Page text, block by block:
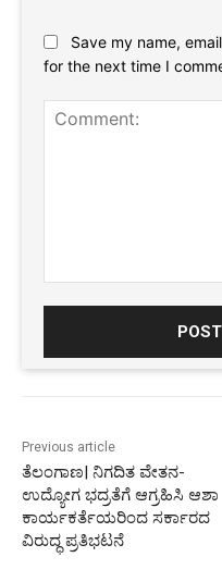
Save my name,
for the next time I
Previous article
ತೆಲಂಗಾಣ| ನಿಗದಿತ ವೇತನ-
ಉದ್ಯೋಗ ಭದ್ರತೆಗೆ ಆಗ್ರಹಿಸಿ ಆಶಾ
ಕಾರ್ಯಕರ್ತೆಯರಿಂದ ಸರ್ಕಾರದ
ವಿರುದ್ಧ ಪ್ರತಿಭಟನೆ